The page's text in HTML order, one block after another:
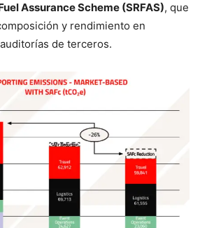
Assurance Scheme (SRFAS), que
y rendimiento en
de terceros.